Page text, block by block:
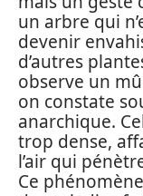
un arbre qui
devenir
d’autres
observe un
on constate
anarchique.
trop dense,
l’air qui
Ce